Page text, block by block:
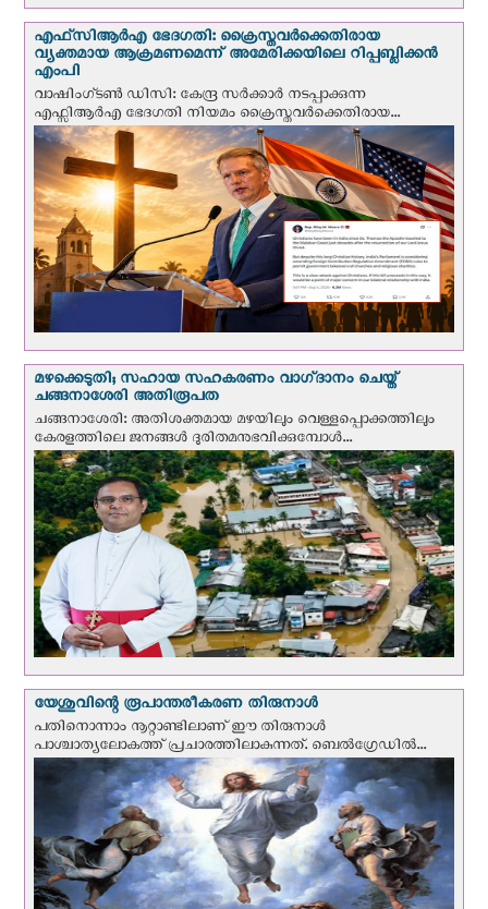
എഫ്‌സി‌ആര്‍‌എ ഭേദഗതി: ക്രൈസ്തവർക്കെതിരായ
വ്യക്തമായ ആക്രമണമെന്ന് അമേരിക്കയിലെ റിപ്പബ്ലിക്കൻ
എംപി
വാഷിംഗ്ടണ്‍ ഡി‌സി: കേന്ദ്ര സർക്കാർ നടപ്പാക്കുന്ന
എഫ്സിആർഎ ഭേദഗതി നിയമം ക്രൈസ്തവർക്കെതിരായ...
മഴക്കെടുതി; സഹായ സഹകരണം വാഗ്‌ദാനം ചെയ്ത്
ചങ്ങനാശേരി അതിരൂപത
ചങ്ങനാശേരി: അതിശക്തമായ മഴയിലും വെള്ളപ്പൊക്കത്തിലും
കേരളത്തിലെ ജനങ്ങൾ ദുരിതമനുഭവിക്കുമ്പോൾ...
യേശുവിന്റെ രൂപാന്തരീകരണ തിരുനാള്‍
പതിനൊന്നാം നൂറ്റാണ്ടിലാണ് ഈ തിരുനാള്‍
പാശ്ചാത്യലോകത്ത് പ്രചാരത്തിലാകുന്നത്. ബെല്‍ഗ്രേഡില്‍...